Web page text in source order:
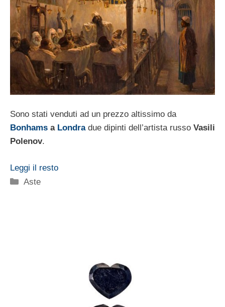
Sono stati venduti ad un prezzo altissimo da
Bonhams a Londradue dipinti dell’artista russo Vasili
Polenov.
Leggi il resto
Categorie
Aste